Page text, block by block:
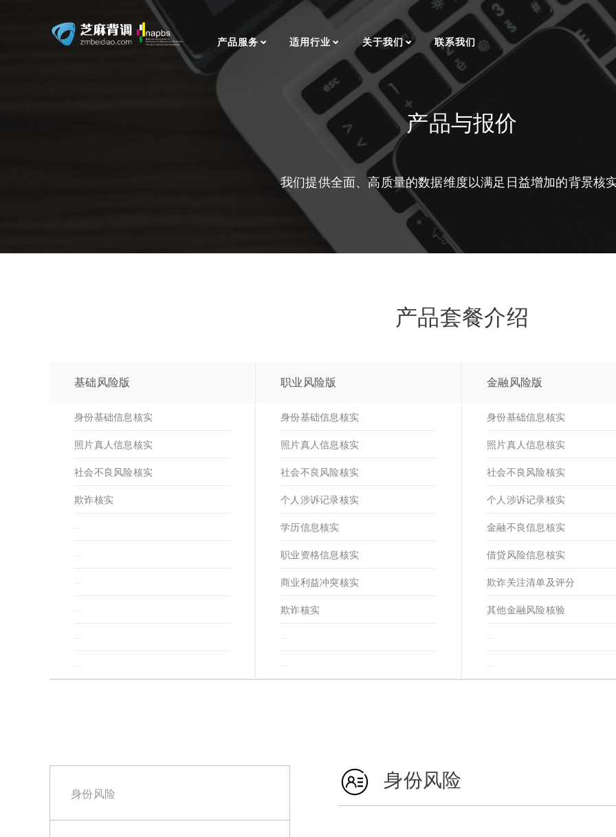
产品服务 适用行业 关于我们 联系我们
产品与报价
我们提供全面、高质量的数据维度以满足日益增加的背景核
产品套餐介绍
基础风险版
身份基础信息核实
照片真人信息核实
社会不良风险核实
欺诈核实
--
--
--
--
--
--
职业风险版
身份基础信息核实
照片真人信息核实
社会不良风险核实
个人涉诉记录核实
学历信息核实
职业资格信息核实
商业利益冲突核实
欺诈核实
--
--
金融风险版
身份基础信息核实
照片真人信息核实
社会不良风险核实
个人涉诉记录核实
金融不良信息核实
借贷风险信息核实
欺诈关注清单及评分
其他金融风险核验
--
--
身份风险
身份风险